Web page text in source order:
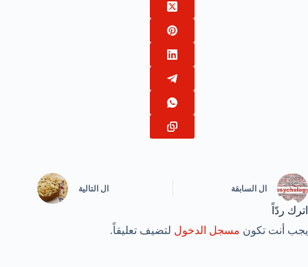
ال السابقة ال التالية
اترك ردّاً
يجب أنت تكون مسجل الدخول لتضيف تعليقاً.